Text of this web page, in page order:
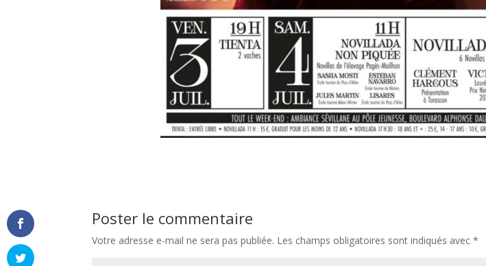
Poster le commentaire
Votre adresse e-mail ne sera pas publiée. Les champs obligatoires sont indiqués avec*